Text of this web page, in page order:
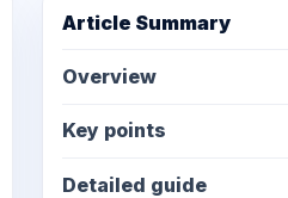
Article Summary
Overview
Key points
Detailed guide